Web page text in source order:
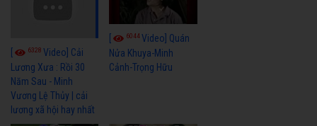
6328 Video] Cải
Lương Xưa : Rồi 30
Năm Sau - Minh
Vương Lệ Thủy | cải
lương xã hội hay nhất
6044Video] Quán
Nửa Khuya-Minh
Cảnh-Trọng Hữu